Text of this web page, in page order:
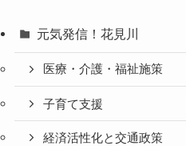
元気発信！花見川
医療・介護・福祉施策
子育て支援
経済活性化と交通政策